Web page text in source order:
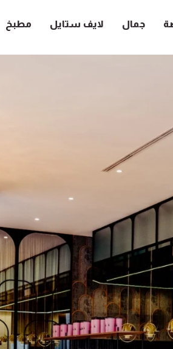
جمال لايف ستايل مطبخ